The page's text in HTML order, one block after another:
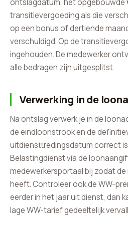
ontslagdatum, het opgebouwde
transitievergoeding als die
op een bonus of dertiende
verschuldigd. Op de
ingehouden. De medewerker
alle bedragen zijn uitgesplitst.
Verwerking in de
Na ontslag verwerk je in de
de eindloonstrook en de
uitdiensttredingsdatum correct
Belastingdienst via de
medewerkersportaal bij zodat
heeft. Controleer ook de WW-
eerder in het jaar uit dienst, dan
lage WW-tarief gedeeltelijk